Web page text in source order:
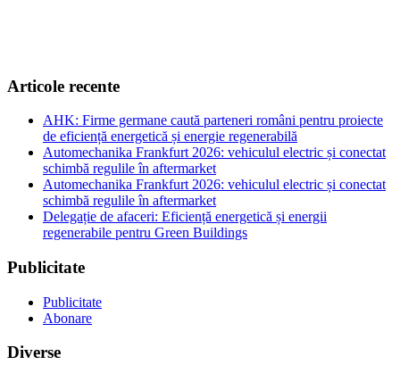
Articole recente
AHK: Firme germane caută parteneri români pentru proiecte
de eficiență energetică și energie regenerabilă
Automechanika Frankfurt 2026: vehiculul electric și conectat
schimbă regulile în aftermarket
Automechanika Frankfurt 2026: vehiculul electric și conectat
schimbă regulile în aftermarket
Delegație de afaceri: Eficiență energetică și energii
regenerabile pentru Green Buildings
Publicitate
Publicitate
Abonare
Diverse